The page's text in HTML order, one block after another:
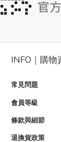
INFO｜購物
常見問題
會員等級
條款與細節
退換貨政策